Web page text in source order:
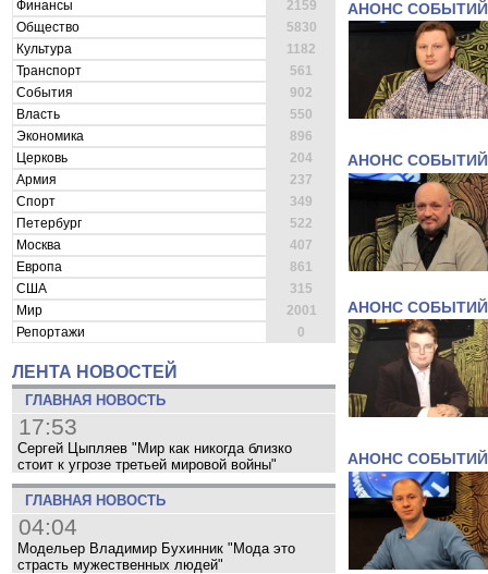
Финансы
2159
Общество
5830
Культура
1182
Транспорт
561
События
902
Власть
550
Экономика
896
Церковь
204
Армия
237
Спорт
349
Петербург
522
Москва
407
Европа
861
США
315
Мир
2001
Репортажи
0
ЛЕНТА НОВОСТЕЙ
ГЛАВНАЯ НОВОСТЬ
17:53
Сергей Цыпляев "Мир как никогда близко
стоит к угрозе третьей мировой войны"
ГЛАВНАЯ НОВОСТЬ
04:04
Модельер Владимир Бухинник "Мода это
страсть мужественных людей"
АНОНС СОБЫТИЙ
АНОНС СОБЫТИЙ
АНОНС СОБЫТИЙ
АНОНС СОБЫТИЙ